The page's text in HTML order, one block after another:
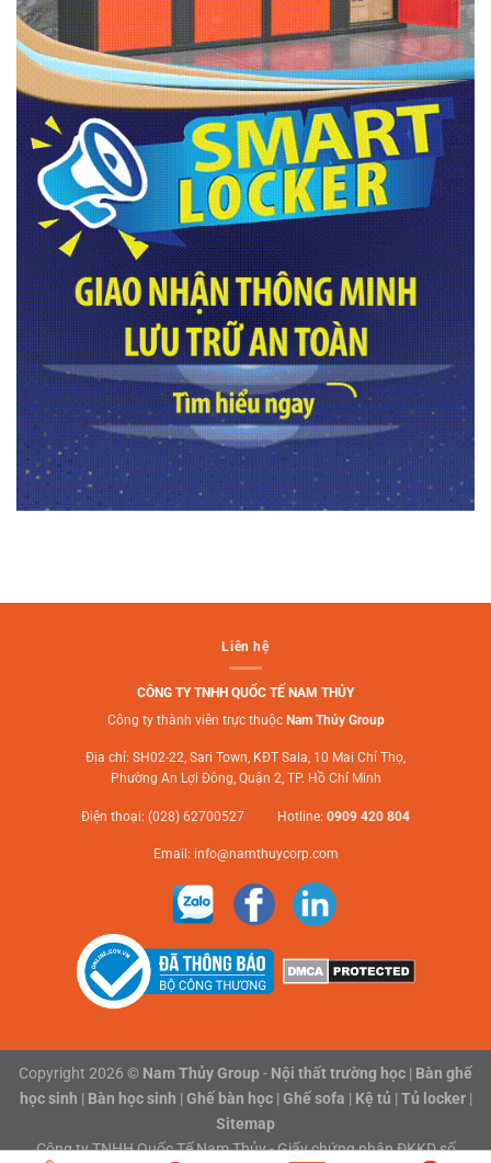
Liên hệ
CÔNG TY TNHH QUỐC TẾ NAM THỦY
Công ty thành viên trực thuộc Nam Thủy Group
Địa chỉ: SH02-22, Sari Town, KĐT Sala, 10 Mai Chí Thọ,
Phường An Lợi Đông, Quận 2, TP. Hồ Chí Minh
Điện thoại: (028) 62700527 Hotline: 0909 420 804
Email: info@namthuycorp.com
Copyright 2026 © Nam Thủy Group- Nội thất trường học | Bàn ghế
học sinh | Bàn học sinh | Ghế bàn học| Ghế sofa | Kệ tủ | Tủ locker|
Sitemap
Công ty TNHH Quốc Tế Nam Thủy - Giấy chứng nhận ĐKKD số